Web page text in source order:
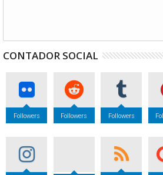
CONTADOR SOCIAL
Followers Followers Followers